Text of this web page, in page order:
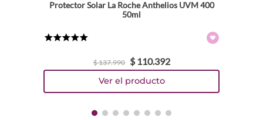
Protector Solar La Roche Anthelios UVM 400
50ml
$137.990 $ 110.392